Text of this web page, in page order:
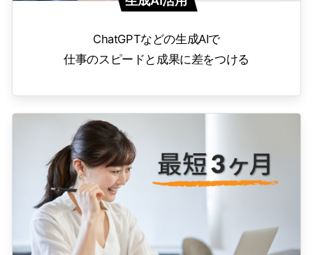
ChatGPTなどの生成AIで
仕事のスピードと成果に差をつける